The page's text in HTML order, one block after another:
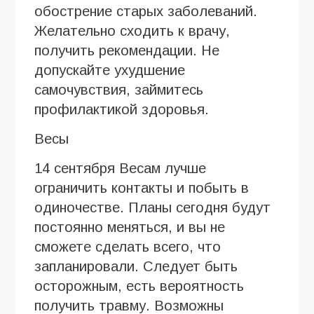
обострение старых заболеваний.
Желательно сходить к врачу,
получить рекомендации. Не
допускайте ухудшение
самочувствия, займитесь
профилактикой здоровья.
Весы
14 сентября Весам лучше
ограничить контакты и побыть в
одиночестве. Планы сегодня будут
постоянно меняться, и вы не
сможете сделать всего, что
запланировали. Следует быть
осторожным, есть вероятность
получить травму. Возможны